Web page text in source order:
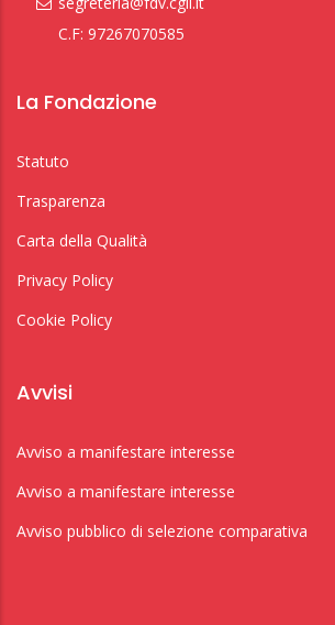
C.F: 97267070585
La Fondazione
Statuto
Trasparenza
Carta della Qualità
Privacy Policy
Cookie Policy
Avvisi
Avviso a manifestare interesse
Avviso a manifestare interesse
Avviso pubblico di selezione comparativa